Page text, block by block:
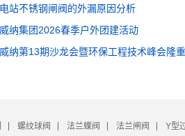
站不锈钢闸阀的外漏原因分析
纳集团2026春季户外团建活动
纳第13期沙龙会暨环保工程技术峰会隆
螺纹球阀 法兰蝶阀 法兰闸阀 Y型